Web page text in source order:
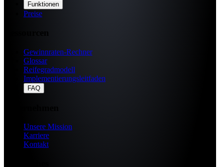
Funktionen
Preise
Gewinnraten-Rechner
Glossar
Reifegradmodell
Implementierungsleitfaden
FAQ
Unsere Mission
Karriere
Kontakt